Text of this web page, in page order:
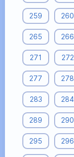
259 260
265 266
271 272
277 278
283 284
289 290
295 296